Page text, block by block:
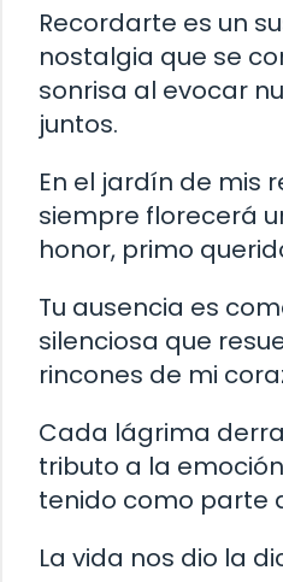
Recordarte es un
nostalgia que se
sonrisa al evocar
juntos.
En el jardín de mis
siempre florecerá
honor, primo
Tu ausencia es
silenciosa que
rincones de mi
Cada lágrima
tributo a la
tenido como parte
La vida nos dio la